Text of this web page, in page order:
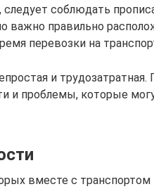
соблюдать
важно правильно
перевозки на
и
и проблемы, которые
вместе с